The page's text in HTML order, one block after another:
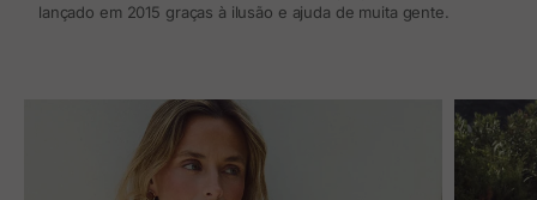
lançado em 2015 graças à ilusão e ajuda de muita gente.